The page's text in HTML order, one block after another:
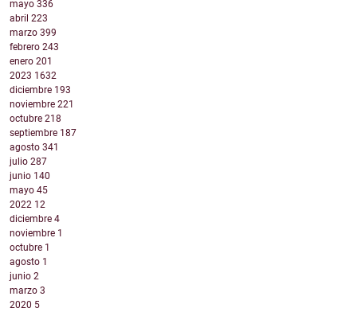
mayo 336
abril 223
marzo 399
febrero 243
enero 201
2023 1632
diciembre 193
noviembre 221
octubre 218
septiembre 187
agosto 341
julio 287
junio 140
mayo 45
2022 12
diciembre 4
noviembre 1
octubre 1
agosto 1
junio 2
marzo 3
2020 5